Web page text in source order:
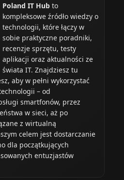
Poland IT Hub to
kompleksowe źródło wiedzy o
technologii, które łączy w
sobie praktyczne poradniki,
recenzje sprzętu, testy
aplikacji oraz aktualności ze
świata IT. Znajdziesz tu
aby w pełni wykorzystać
– od
smartfonów, przez
w sieci, aż po
z wirtualną
celem jest dostarczanie
dla początkujących
entuzjastów